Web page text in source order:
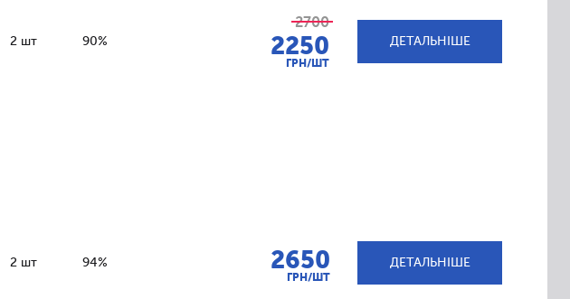
2 шт 90%
2700
2250
ГРН/ШТ
ДЕТАЛЬНІШЕ
2 шт 94% 2650
ГРН/ШТ
ДЕТАЛЬНІШЕ